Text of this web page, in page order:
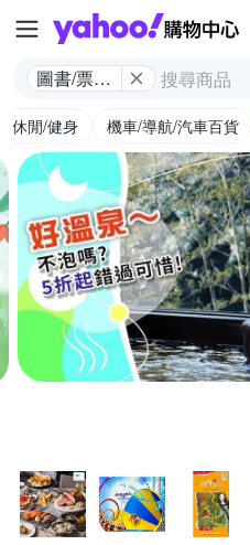
圖書/票券/
/休閒/健身 機車/導航/汽車百貨